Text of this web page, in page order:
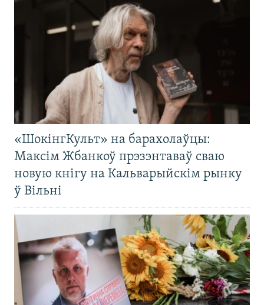
«ШокінгКульт» на барахолаўцы:
Максім Жбанкоў прэзэнтаваў сваю
новую кнігу на Кальварыйскім рынку
ў Вільні